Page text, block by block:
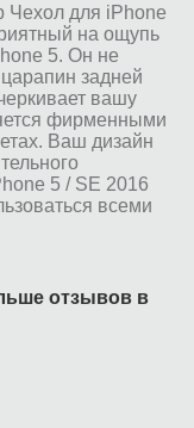
Чехол для iPhone
на ощупь
5. Он не
задней
вашу
фирменными
Ваш дизайн
5 / SE 2016
всеми
отзывов в